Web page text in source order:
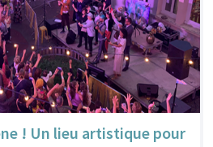
! Un lieu artistique pour